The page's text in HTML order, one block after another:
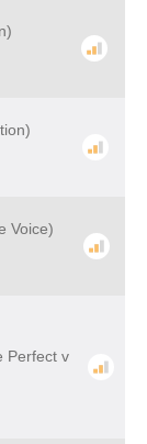
Voice)
Perfect v